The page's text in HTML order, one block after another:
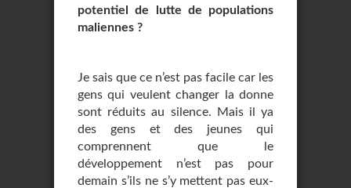
potentiel de lutte de populations
maliennes ?
Je sais que ce n’est pas facile car les
gens qui veulent changer la donne
sont réduits au silence. Mais il ya
des gens et des jeunes qui
comprennent que le
développement n’est pas pour
demain s’ils ne s’y mettent pas eux-